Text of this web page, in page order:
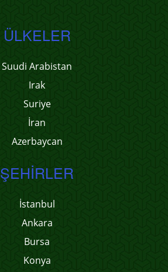
ÜLKELER
Suudi Arabistan
Irak
Suriye
İran
Azerbaycan
ŞEHIRLER
İstanbul
Ankara
Bursa
Konya